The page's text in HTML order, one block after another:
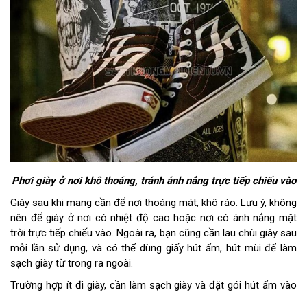
Phơi giày ở nơi khô thoáng, tránh ánh nắng trực tiếp chiếu vào
Giày sau khi mang cần để nơi thoáng mát, khô ráo. Lưu ý, không
nên để giày ở nơi có nhiệt độ cao hoặc nơi có ánh nắng mặt
trời trực tiếp chiếu vào. Ngoài ra, bạn cũng cần lau chùi giày sau
mỗi lần sử dụng, và có thể dùng giấy hút ẩm, hút mùi để làm
sạch giày từ trong ra ngoài.
Trường hợp ít đi giày, cần làm sạch giày và đặt gói hút ẩm vào